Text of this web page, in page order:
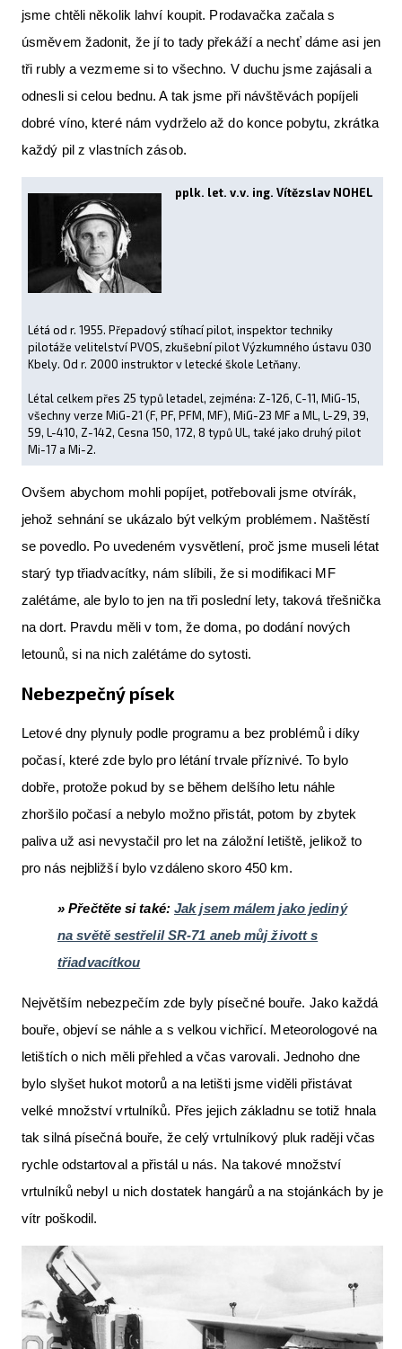
jsme chtěli několik lahví koupit. Prodavačka začala s
úsměvem žadonit, že jí to tady překáží a nechť dáme asi jen
tři rubly a vezmeme si to všechno. V duchu jsme zajásali a
odnesli si celou bednu. A tak jsme při návštěvách popíjeli
dobré víno, které nám vydrželo až do konce pobytu, zkrátka
každý pil z vlastních zásob.
pplk. let. v.v. ing. Vítězslav NOHEL
Létá od r. 1955. Přepadový stíhací pilot, inspektor techniky
pilotáže velitelství PVOS, zkušební pilot Výzkumného ústavu 030
Kbely. Od r. 2000 instruktor v letecké škole Letňany.
Létal celkem přes 25 typů letadel, zejména: Z-126, C-11, MiG-15,
všechny verze MiG-21 (F, PF, PFM, MF), MiG-23 MF a ML, L-29, 39,
59, L-410, Z-142, Cesna 150, 172, 8 typů UL, také jako druhý pilot
Mi-17 a Mi-2.
Ovšem abychom mohli popíjet, potřebovali jsme otvírák,
jehož sehnání se ukázalo být velkým problémem. Naštěstí
se povedlo. Po uvedeném vysvětlení, proč jsme museli létat
starý typ třiadvacítky, nám slíbili, že si modifikaci MF
zalétáme, ale bylo to jen na tři poslední lety, taková třešnička
na dort. Pravdu měli v tom, že doma, po dodání nových
letounů, si na nich zalétáme do sytosti.
Nebezpečný písek
Letové dny plynuly podle programu a bez problémů i díky
počasí, které zde bylo pro létání trvale příznivé. To bylo
dobře, protože pokud by se během delšího letu náhle
zhoršilo počasí a nebylo možno přistát, potom by zbytek
paliva už asi nevystačil pro let na záložní letiště, jelikož to
pro nás nejbližší bylo vzdáleno skoro 450 km.
» Přečtěte si také: Jak jsem málem jako jediný
na světě sestřelil SR-71 aneb můj živott s
třiadvacítkou
Největším nebezpečím zde byly písečné bouře. Jako každá
bouře, objeví se náhle a s velkou vichřicí. Meteorologové na
letištích o nich měli přehled a včas varovali. Jednoho dne
bylo slyšet hukot motorů a na letišti jsme viděli přistávat
velké množství vrtulníků. Přes jejich základnu se totiž hnala
tak silná písečná bouře, že celý vrtulníkový pluk raději včas
rychle odstartoval a přistál u nás. Na takové množství
vrtulníků nebyl u nich dostatek hangárů a na stojánkách by je
vítr poškodil.